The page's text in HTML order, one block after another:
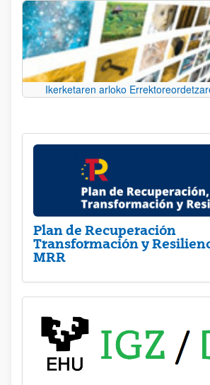
Ikerketaren arloko
Plan de Recuperación
Transformación y
MRR